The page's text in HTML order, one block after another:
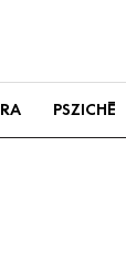
PSZICHÉ